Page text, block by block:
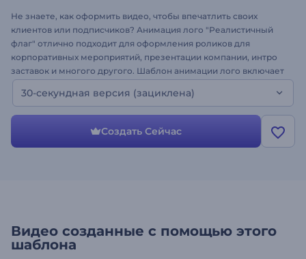
Не знаете, как оформить видео, чтобы впечатлить своих
клиентов или подписчиков? Анимация лого "Реалистичный
флаг" отлично подходит для оформления роликов для
корпоративных мероприятий, презентации компании, интро
заставок и многого другого. Шаблон анимации лого включает
в себя развевающийся флаг с полем для вставки вашего
логотипа. Просто загрузите свой логотип, а Renderforest
Создайте ролик с реалистичным флагом!
30-секундная версия (зациклена)
Создать Сейчас
Видео созданные с помощью этого
шаблона